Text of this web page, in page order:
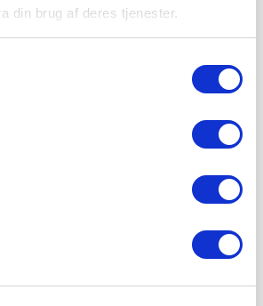
din brug af deres tjenester.